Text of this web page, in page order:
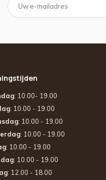
: 10.00- 19.00
: 10.00 - 19.00
: 10.00 - 19.00
: 10.00 - 19.00
: 10.00 - 19.00
: 10.00 - 19.00
: 12.00 - 18.00